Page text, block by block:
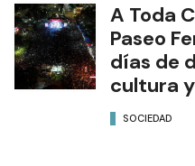
A Toda
Paseo
días de
cultura
SOCIEDAD